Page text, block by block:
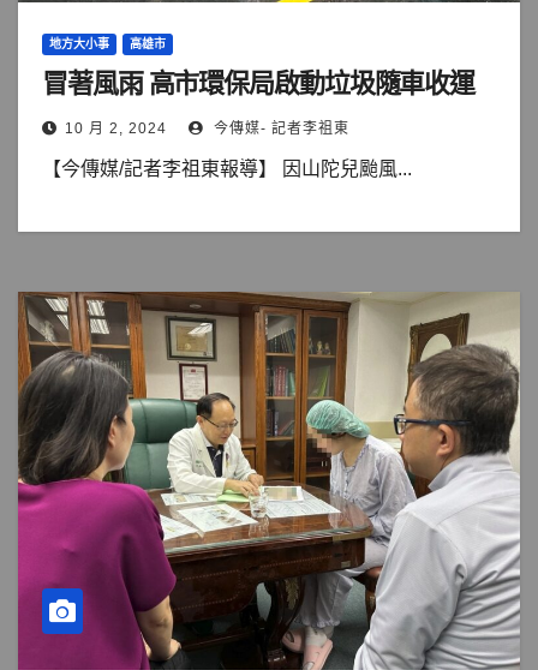
地方大小事 高雄市
冒著風雨 高市環保局啟動垃圾隨車收運
10 月 2, 2024 今傳媒- 記者李祖東
【今傳媒/記者李祖東報導】 因山陀兒颱風...